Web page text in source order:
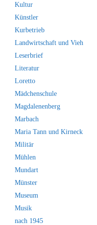
Kultur
Künstler
Kurbetrieb
Landwirtschaft und Vieh
Leserbrief
Literatur
Loretto
Mädchenschule
Magdalenenberg
Marbach
Maria Tann und Kirneck
Militär
Mühlen
Mundart
Münster
Museum
Musik
nach 1945